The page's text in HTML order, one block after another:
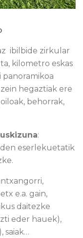
ibilbide zirkular
kilometro eskas
hegaztiak ere
behorrak,
:
eserlekuetatik
e.a. gain,
daitezke
eder hauek),
saiak…